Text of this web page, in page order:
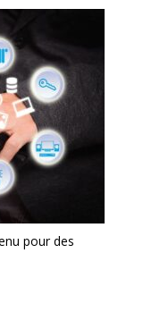
pour des